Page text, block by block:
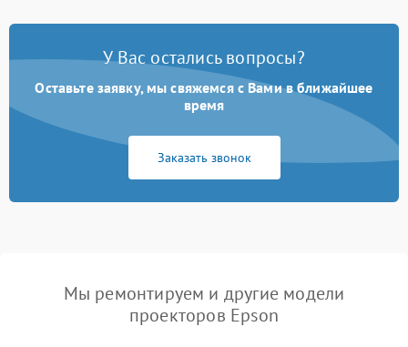
У Вас остались вопросы?
Оставьте заявку, мы свяжемся с Вами в ближайшее
время
Заказать звонок
Мы ремонтируем и другие модели
проекторов Epson